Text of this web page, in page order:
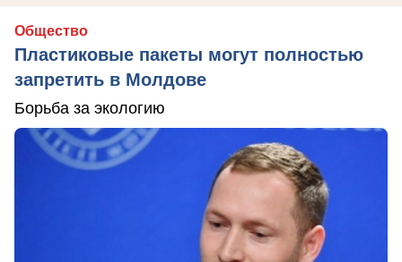
Общество
Пластиковые пакеты могут полностью
запретить в Молдове
Борьба за экологию